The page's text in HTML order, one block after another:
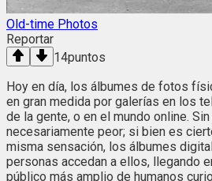
Old-time Photos
Reportar
14puntos
Hoy en día, los álbumes de fotos
en gran medida por galerías en los
de la gente, o en el mundo online.
necesariamente peor; si bien es
misma sensación, los álbumes
personas accedan a ellos, llegando
público más amplio de humanos